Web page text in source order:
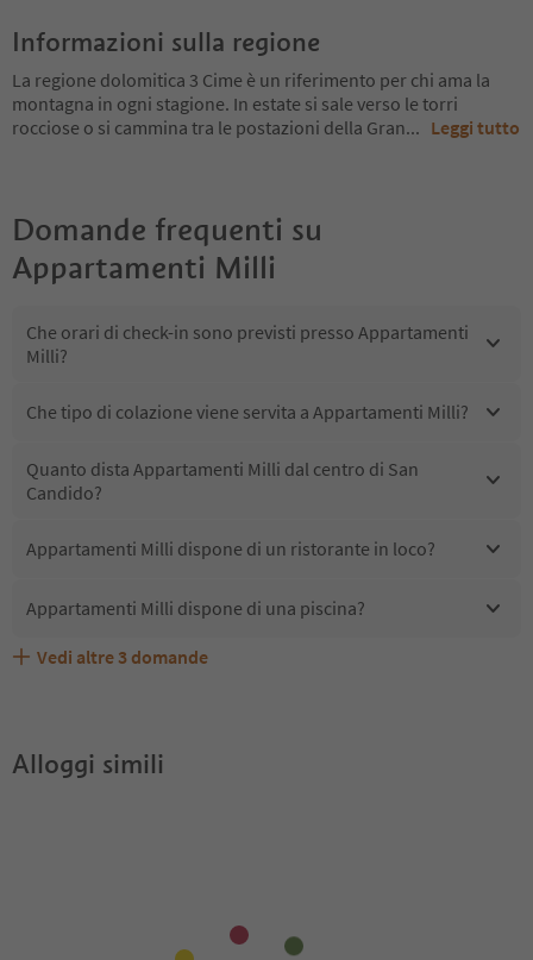
Informazioni sulla regione
La regione dolomitica 3 Cime è un riferimento per chi ama la
montagna in ogni stagione. In estate si sale verso le torri
rocciose o si cammina tra le postazioni della Gran... Leggi tutto
Domande frequenti su
Appartamenti Milli
Che orari di check-in sono previsti presso Appartamenti
Milli?
Che tipo di colazione viene servita a Appartamenti Milli?
Quanto dista Appartamenti Milli dal centro di San
Candido?
Appartamenti Milli dispone di un ristorante in loco?
Appartamenti Milli dispone di una piscina?
Appartamenti Milli accetta animali domestici?
Quali servizi/attività sono disponibili presso
Gli ospiti di Appartamenti Milli ricevono l'Alto Adige
Vedi altre 3 domande
Alloggi simili